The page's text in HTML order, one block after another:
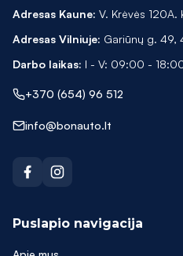
CX-7
E220
Eclipse Cross
Adresas Kaune: V. Krėvės 120A.
Adresas Vilniuje: Gariūnų g. 49,
Darbo laikas: I - V: 09:00 -
+370 (654) 96 512
info@bonauto.lt
Puslapio navigacija